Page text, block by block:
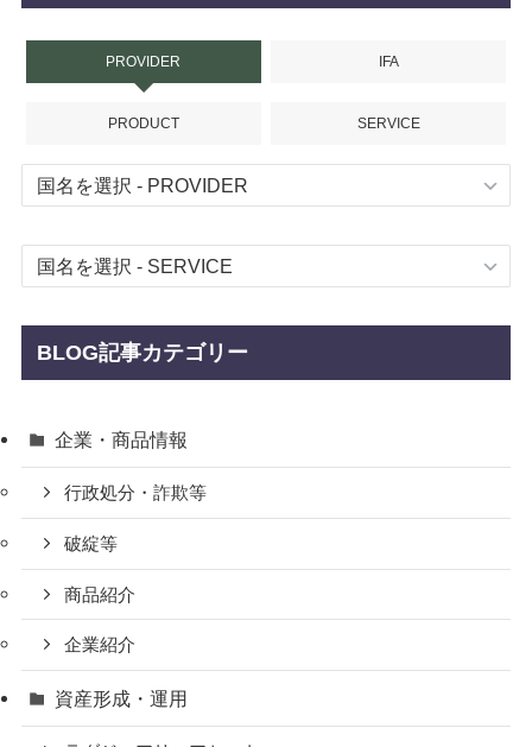
PROVIDER IFA
PRODUCT SERVICE
BLOG記事カテゴリー
企業・商品情報
行政処分・詐欺等
破綻等
商品紹介
企業紹介
資産形成・運用